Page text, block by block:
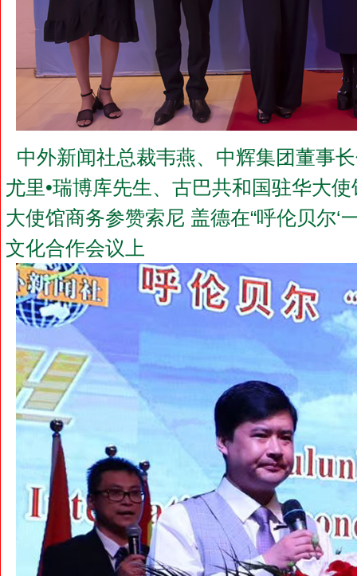
中外新闻社总裁韦燕、中辉集团董事
尤里•瑞博库先生、古巴共和国驻华大
大使馆商务参赞索尼 盖德在“呼伦贝尔‘
文化合作会议上